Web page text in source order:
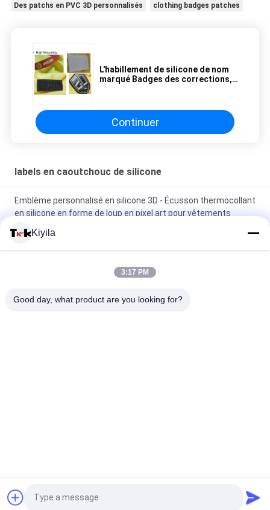
Des patchs en PVC 3D personnalisés
clothing badges patches
L'habillement de silicone de nom
marqué Badges des corrections,
corrections de Velcro
Continuer
labels en caoutchouc de silicone
Emblème personnalisé en silicone 3D - Écusson thermocollant
en silicone en forme de loup en pixel art pour vêtements
Badges en silicone en gros sur mesure - Patches animés pour
animaux/logo de marque pour décoration de chapeau de sac à
biodégradable
Labels Tissés
D'habillement
Demandez un devis
Kiyila
3:17 PM
Good day, what product are you looking for?